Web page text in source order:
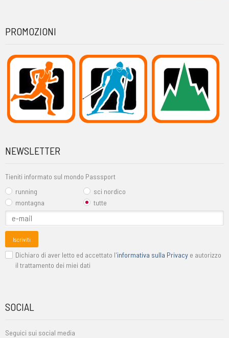
PROMOZIONI
NEWSLETTER
Tieniti informato sul mondo Passsport
running
sci nordico
montagna
tutte
Iscriviti
Dichiaro di aver letto ed accettato l'informativa sulla Privacy e autorizzo
il trattamento dei miei dati
SOCIAL
Seguici sui social media